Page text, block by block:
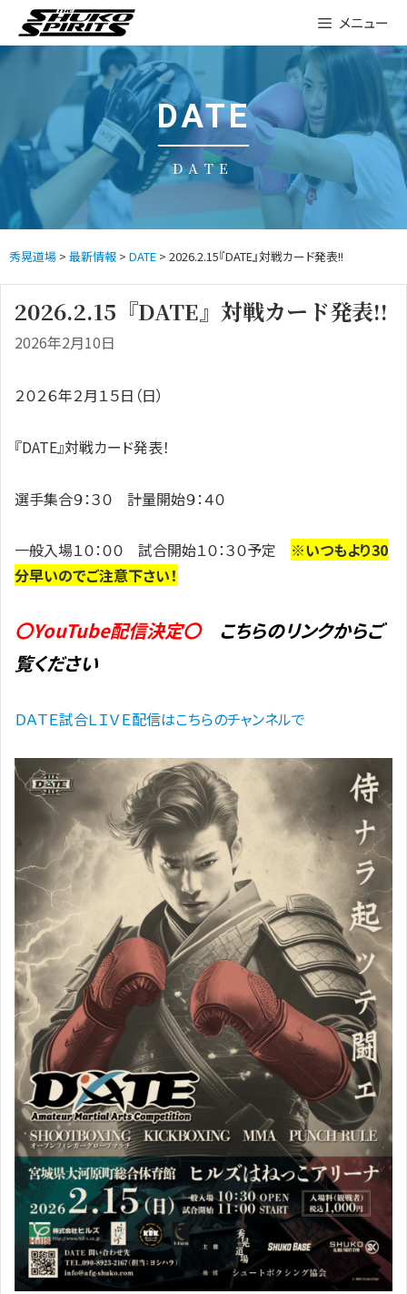
content
メニュー
DATE
DATE
秀晃道場 > 最新情報 > DATE > 2026.2.15『DATE』対戦カード発表!!
2026.2.15『DATE』対戦カード発表!!
2026年2月10日
２０２６年２月１５日（日）
『DATE』対戦カード発表！
選手集合９：３０ 計量開始９：４０
一般入場１０：００ 試合開始１０：３０予定 ※いつもより30
分早いのでご注意下さい！
〇YouTube配信決定〇 こちらのリンクからご
覧ください
ＤＡＴＥ試合ＬＩＶＥ配信はこちらのチャンネルで